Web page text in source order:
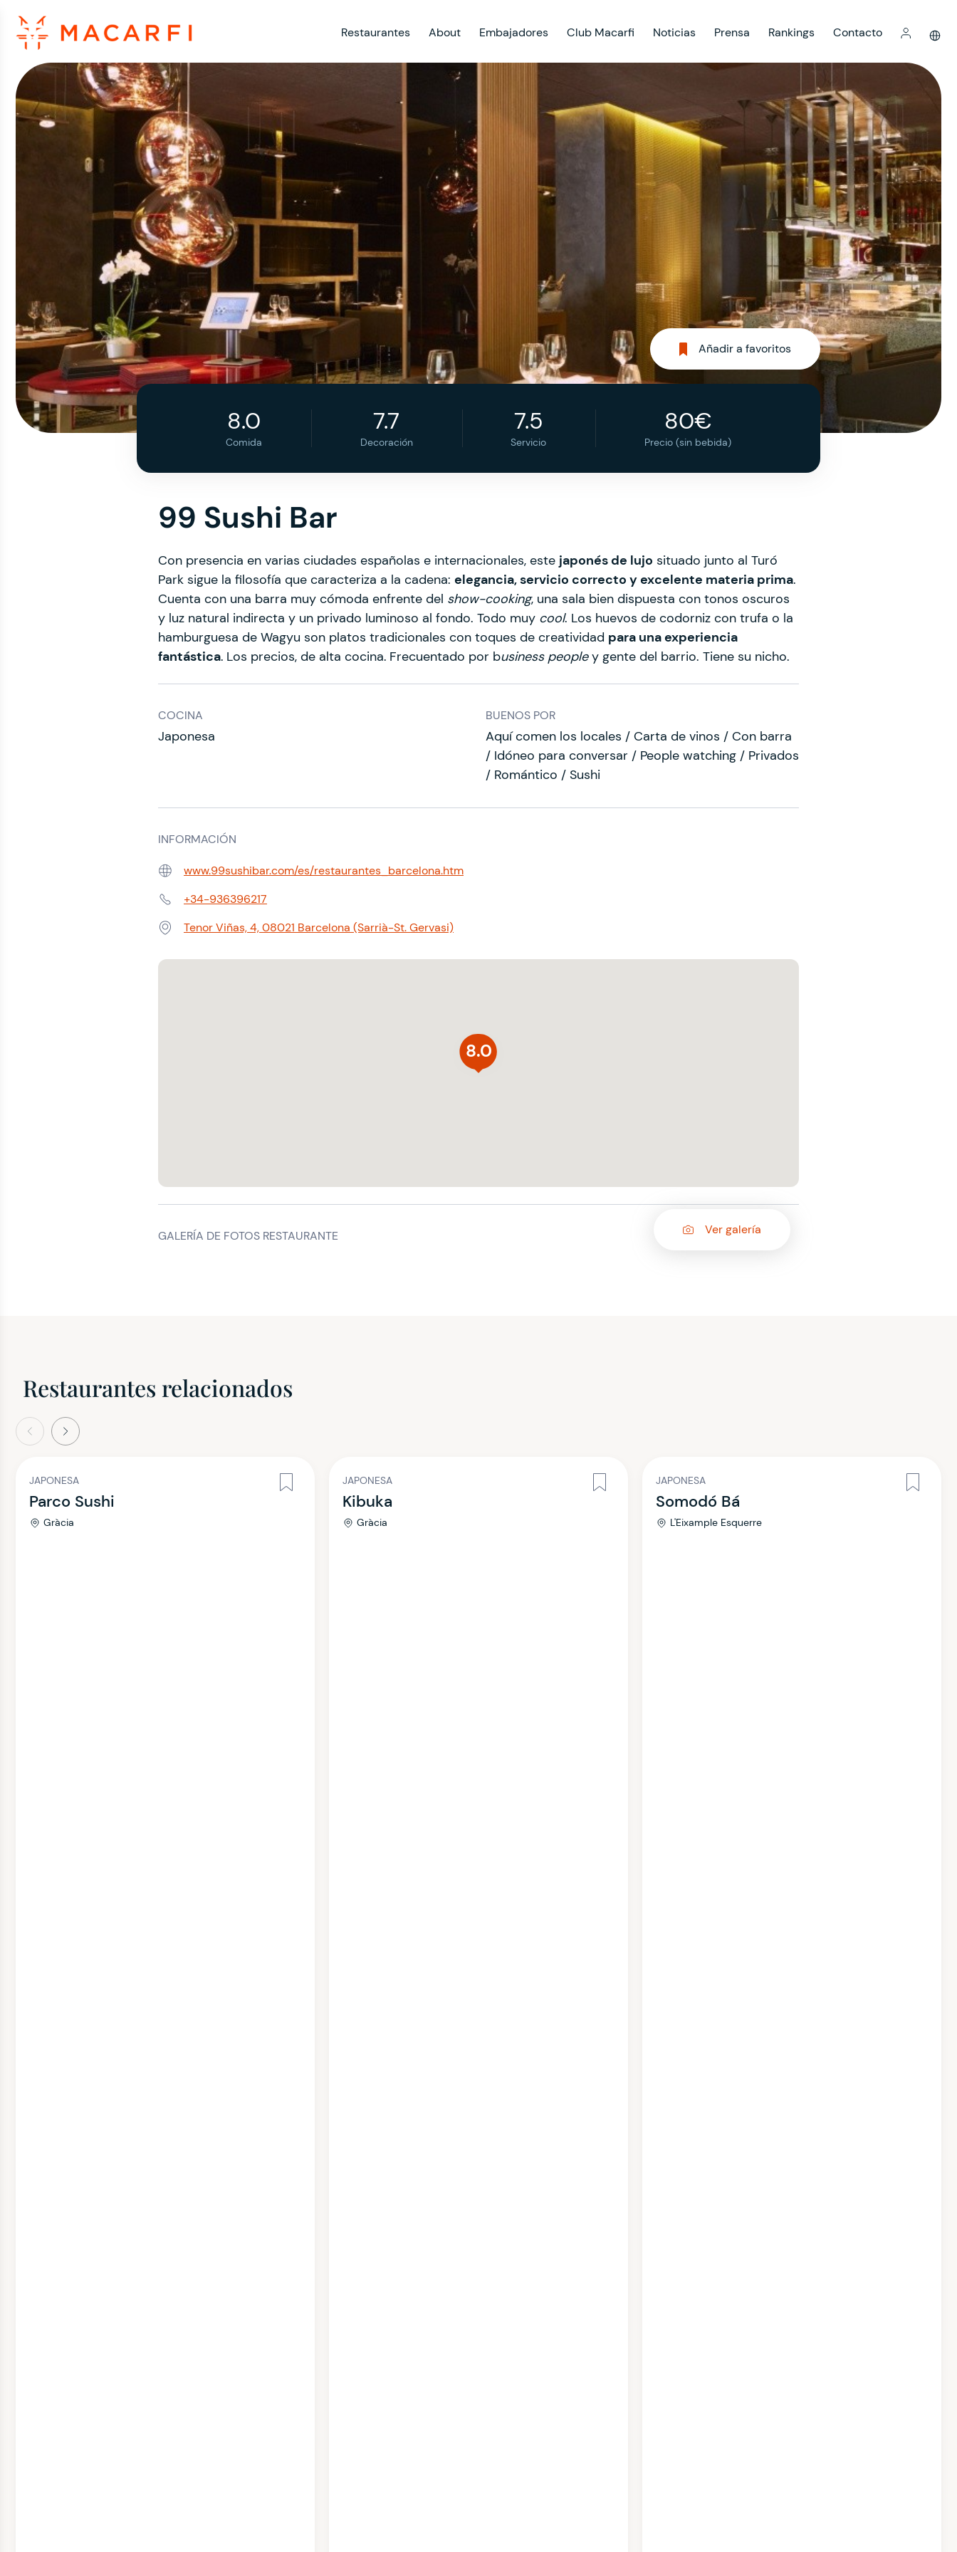
Restaurantes About Embajadores Club Macarfi Noticias Prensa Rankings Contacto
Añadir a favoritos
8.0
Comida
7.7
Decoración
7.5
Servicio
80€
Precio (sin bebida)
99 Sushi Bar
Con presencia en varias ciudades españolas e internacionales, este japonés de lujo situado junto al Turó
Park sigue la filosofía que caracteriza a la cadena: elegancia, servicio correcto y excelente materia prima.
Cuenta con una barra muy cómoda enfrente del show-cooking, una sala bien dispuesta con tonos oscuros
y luz natural indirecta y un privado luminoso al fondo. Todo muy cool. Los huevos de codorniz con trufa o la
hamburguesa de Wagyu son platos tradicionales con toques de creatividad para una experiencia
fantástica. Los precios, de alta cocina. Frecuentado por business peopley gente del barrio. Tiene su nicho.
COCINA
Japonesa
BUENOS POR
Aquí comen los locales / Carta de vinos / Con barra
/ Idóneo para conversar / People watching / Privados
/ Romántico / Sushi
INFORMACIÓN
Web: www.99sushibar.com/es/restaurantes_barcelona.htm
Teléfono:+34-936396217
Dirección:Tenor Viñas, 4, 08021 Barcelona (Sarrià-St. Gervasi)
8.0
GALERÍA DE FOTOS RESTAURANTE Ver galería
Restaurantes relacionados
Siguiente
JAPONESA
Parco Sushi
Gràcia
JAPONESA
Kibuka
Gràcia
JAPONESA
Somodó Bá
L'Eixample Esquerre